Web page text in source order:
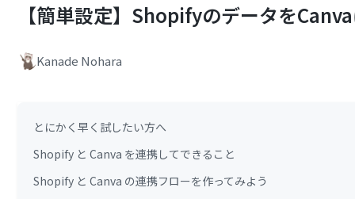
【簡単設定】Shopifyのデータを
Kanade Nohara
とにかく早く試したい方へ
Shopify と Canva を連携してできること
Shopify と Canva の連携フローを作ってみよう